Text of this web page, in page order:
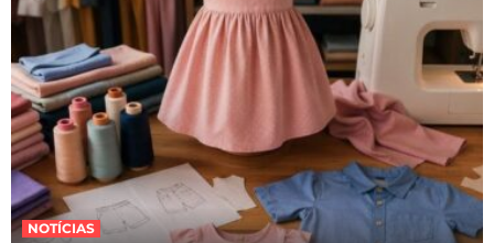
NOTÍCIAS